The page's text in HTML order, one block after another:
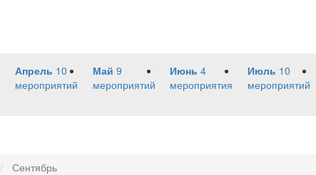
Апрель 10
мероприятий
Май 9
мероприятий
Июнь 4
мероприятия
Июль 10
мероприятий
Сентябрь